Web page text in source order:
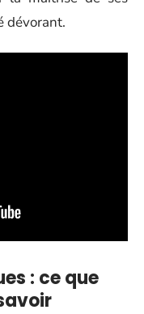
dévorant.
: ce que